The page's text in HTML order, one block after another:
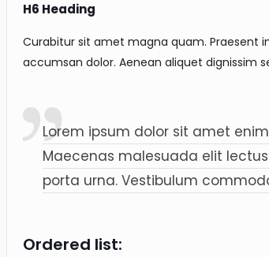
H6 Heading
Curabitur sit amet magna quam. Praesent
accumsan dolor. Aenean aliquet dignissim
Lorem ipsum dolor sit amet
Maecenas malesuada elit
porta urna. Vestibulum
Ordered list: